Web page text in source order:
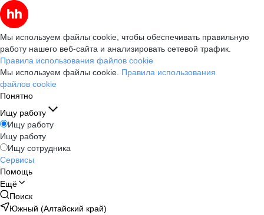
Мы используем файлы cookie, чтобы обеспечивать правильную
работу нашего веб-сайта и анализировать сетевой трафик.
Правила использования файлов cookie
Мы используем файлы cookie. Правила использования
файлов cookie
Понятно
Ищу работу
Ищу работу
Ищу работу
Ищу сотрудника
Сервисы
Помощь
Ещё
Поиск
Южный (Алтайский край)